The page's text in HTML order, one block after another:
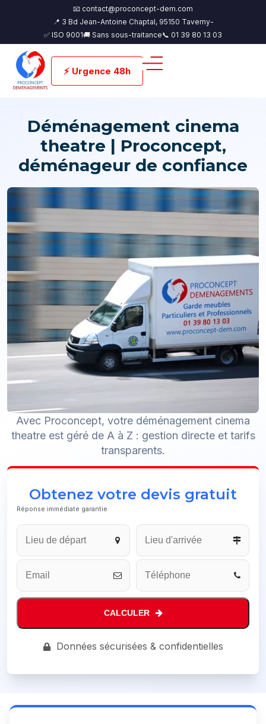
📧 contact@proconcept-dem.com
📍 3 Bd Jean-Antoine Chaptal, 95150 Taverny-
✅ ISO 9001🚚 Sans sous-traitance📞 01 39 80 13 03
⚡ Urgence 48h
Déménagement cinema
theatre | Proconcept,
déménageur de confiance
Avec Proconcept, votre déménagement cinema
theatre est géré de A à Z : gestion directe et tarifs
transparents.
Obtenez votre devis gratuit
Réponse immédiate garantie
CALCULER
Business
Données sécurisées & confidentielles